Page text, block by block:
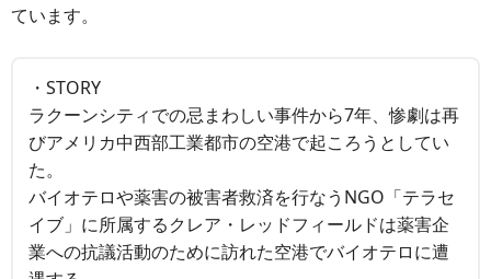
ています。
・STORY
ラクーンシティでの忌まわしい事件から7年、惨劇は再
びアメリカ中西部工業都市の空港で起ころうとしてい
た。
バイオテロや薬害の被害者救済を行なうNGO「テラセ
イブ」に所属するクレア・レッドフィールドは薬害企
業への抗議活動のために訪れた空港でバイオテロに遭